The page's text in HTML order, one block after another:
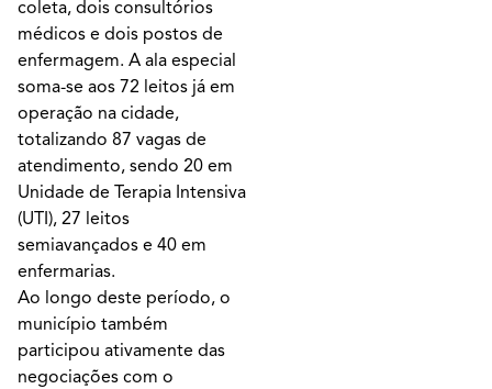
coleta, dois consultórios
médicos e dois postos de
enfermagem. A ala especial
soma-se aos 72 leitos já em
operação na cidade,
totalizando 87 vagas de
atendimento, sendo 20 em
Unidade de Terapia Intensiva
(UTI), 27 leitos
semiavançados e 40 em
enfermarias.
Ao longo deste período, o
município também
participou ativamente das
negociações com o